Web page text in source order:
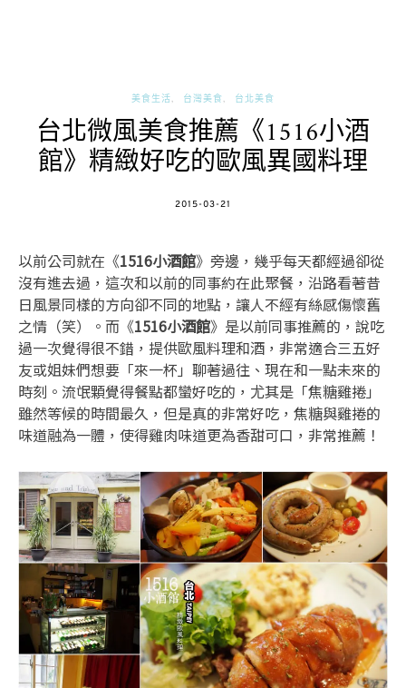
美食生活 台灣美食 台北美食
台北微風美食推薦《1516小酒
館》精緻好吃的歐風異國料理
POSTED
2015-03-21
以前公司就在《1516小酒館》旁邊，幾乎每天都經過卻從
沒有進去過，這次和以前的同事約在此聚餐，沿路看著昔
日風景同樣的方向卻不同的地點，讓人不經有絲感傷懷舊
之情（笑）。而《1516小酒館》是以前同事推薦的，說吃
過一次覺得很不錯，提供歐風料理和酒，非常適合三五好
友或姐妹們想要「來一杯」聊著過往、現在和一點未來的
時刻。流氓顆覺得餐點都蠻好吃的，尤其是「焦糖雞捲」
雖然等候的時間最久，但是真的非常好吃，焦糖與雞捲的
味道融為一體，使得雞肉味道更為香甜可口，非常推薦！